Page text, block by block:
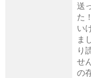
送
た
い
ま
り
せ
の